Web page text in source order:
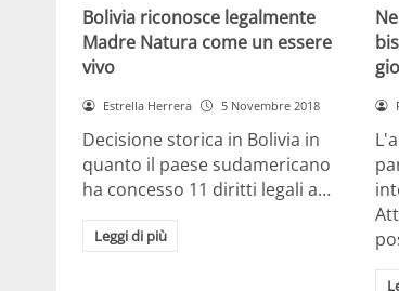
Bolivia riconosce legalmente
Madre Natura come un essere
vivo
Estrella Herrera 5 Novembre 2018
Decisione storica in Bolivia in
quanto il paese sudamericano
ha concesso 11 diritti legali a…
Leggi di più